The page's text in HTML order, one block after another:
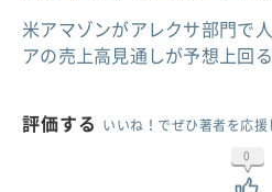
米アマゾンがアレクサ部門で
アの売上高見通しが予想上回
評価する いいね！でぜひ著者を応
0